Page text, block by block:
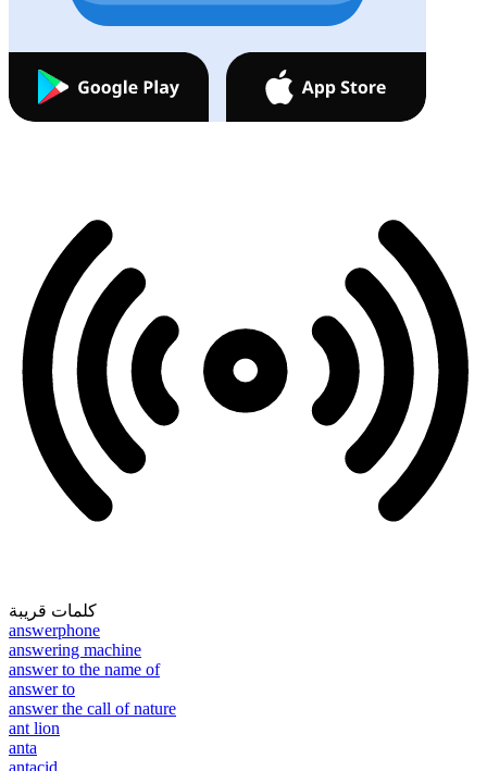
كلمات قريبة
answerphone
answering machine
answer to the name of
answer to
answer the call of nature
ant lion
anta
antacid